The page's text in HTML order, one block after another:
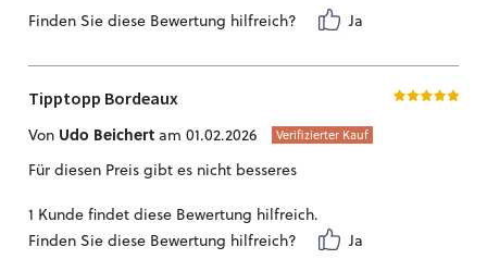
Finden Sie diese Bewertung hilfreich? Ja
Tipptopp Bordeaux
Von Udo Beichert am 01.02.2026 Verifizierter Kauf
Für diesen Preis gibt es nicht besseres
1 Kunde findet diese Bewertung hilfreich.
Finden Sie diese Bewertung hilfreich?
Ja